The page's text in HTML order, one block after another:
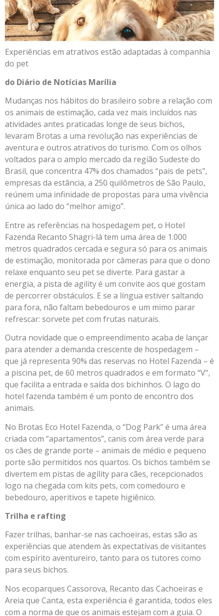
Experiências em atrativos estão adaptadas à companhia
do pet
do Diário de Notícias Marília
Mudanças nos hábitos do brasileiro sobre a relação com
os animais de estimação, cada vez mais incluídos nas
atividades antes praticadas longe de seus bichos,
levaram Brotas a uma revolução nas experiências de
aventura e outros atrativos do turismo. Com os olhos
voltados para o amplo mercado da região Sudeste do
Brasil, que concentra 47% dos chamados “pais de pets”,
empresas da estância, a 250 quilômetros de São Paulo,
reúnem uma infinidade de propostas para uma vivência
única ao lado do “melhor amigo”.
Entre as referências na hospedagem pet, o Hotel
Fazenda Recanto Shagri-lá tem uma área de 1.000
metros quadrados cercada e segura só para os animais
de estimação, monitorada por câmeras para que o dono
relaxe enquanto seu pet se diverte. Para gastar a
energia, a pista de agility é um convite aos que gostam
de percorrer obstáculos. E se a língua estiver saltando
para fora, não faltam bebedouros e um mimo parar
refrescar: sorvete pet com frutas naturais.
Outra novidade que o empreendimento acaba de lançar
para atender a demanda crescente de hospedagem –
que já representa 90% das reservas no Hotel Fazenda – é
a piscina pet, de 60 metros quadrados e em formato “V”,
que facilita a entrada e saída dos bichinhos. O lago do
hotel fazenda também é um ponto de encontro dos
animais.
No Brotas Eco Hotel Fazenda, o “Dog Park” é uma área
criada com “apartamentos”, canis com área verde para
os cães de grande porte – animais de médio e pequeno
porte são permitidos nos quartos. Os bichos também se
divertem em pistas de agility para cães, recepcionados
logo na chegada com kits pets, com comedouro e
bebedouro, aperitivos e tapete higiênico.
Trilha e rafting
Fazer trilhas, banhar-se nas cachoeiras, estas são as
experiências que atendem às expectativas de visitantes
com espírito aventureiro, tanto para os tutores como
para seus bichos.
Nos ecoparques Cassorova, Recanto das Cachoeiras e
Areia que Canta, esta experiência é garantida, todos eles
com a norma de que os animais estejam com a guia. O